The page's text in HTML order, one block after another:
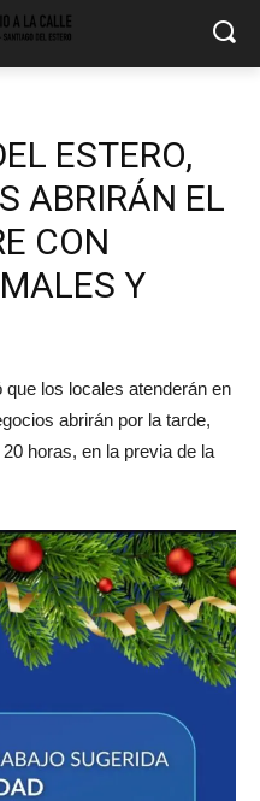
ESTERO,
ABRIRÁN EL
CON
Y
los locales atenderán en
abrirán por la tarde,
horas, en la previa de la